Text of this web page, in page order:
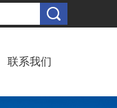
联系我们